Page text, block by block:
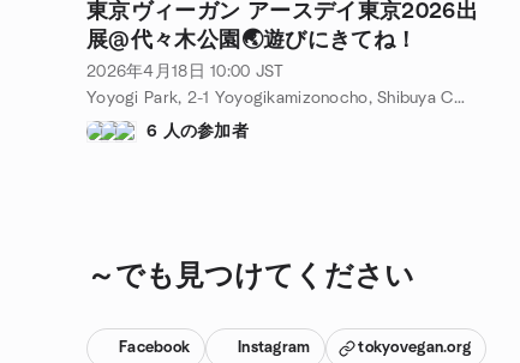
東京ヴィーガン アースデイ東京2026出
展@代々木公園🌏遊びにきてね！
2026年4月18日 10:00 JST
Yoyogi Park, 2-1 Yoyogikamizonocho, Shibuya City, Tokyo 151-0052, Shibuya, JP
6 人の参加者
～でも見つけてください
Facebook Instagram tokyovegan.org